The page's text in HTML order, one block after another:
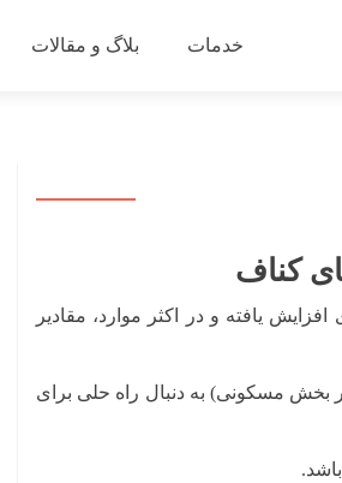
به
خدمات بلاگ و مقالات
کناف
یافته و در اکثر موارد، مقادیر
بخش مسکونی) به دنبال راه حلی برای